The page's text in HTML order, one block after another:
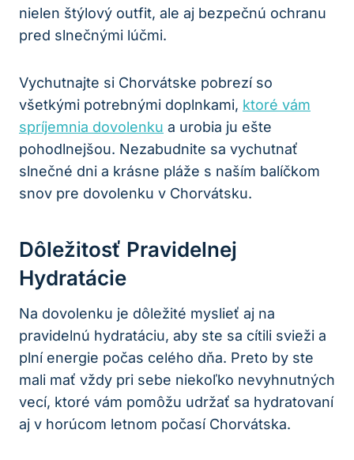
nielen štýlový outfit, ale aj bezpečnú ochranu
pred slnečnými lúčmi.
Vychutnajte si Chorvátske pobrezí so
všetkými potrebnými doplnkami, ktoré vám
spríjemnia dovolenku a urobia ju ešte
pohodlnejšou. Nezabudnite sa vychutnať
slnečné dni a krásne pláže s naším balíčkom
snov pre dovolenku v Chorvátsku.
Dôležitosť Pravidelnej
Hydratácie
Na dovolenku je dôležité myslieť aj na
pravidelnú hydratáciu, aby ste sa cítili svieži a
plní energie počas celého dňa. Preto by ste
mali mať vždy pri sebe niekoľko nevyhnutných
vecí, ktoré vám pomôžu udržať sa hydratovaní
aj v horúcom letnom počasí Chorvátska.